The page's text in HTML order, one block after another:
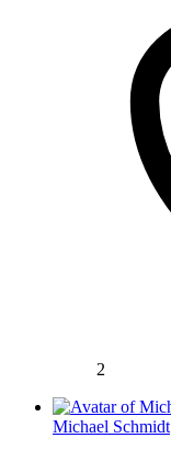
2
Michael Schmidt